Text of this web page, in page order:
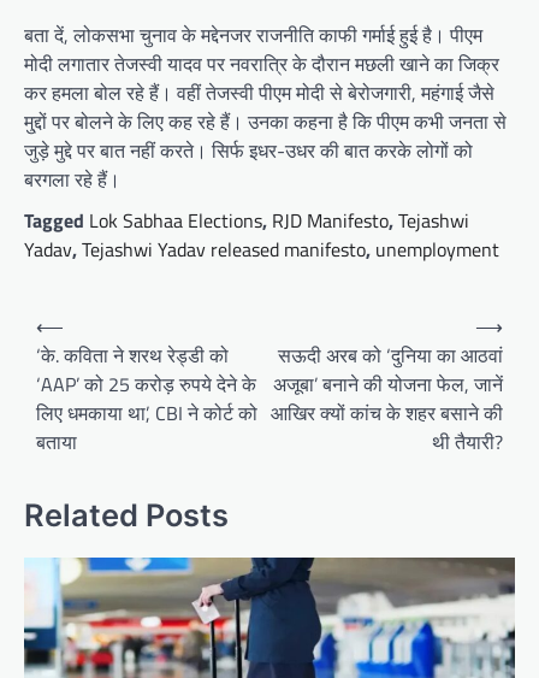
बता दें, लोकसभा चुनाव के मद्देनजर राजनीति काफी गर्माई हुई है। पीएम
मोदी लगातार तेजस्वी यादव पर नवरात्रि के दौरान मछली खाने का जिक्र
कर हमला बोल रहे हैं। वहीं तेजस्वी पीएम मोदी से बेरोजगारी, महंगाई जैसे
मु्द्दों पर बोलने के लिए कह रहे हैं। उनका कहना है कि पीएम कभी जनता से
जुड़े मुद्दे पर बात नहीं करते। सिर्फ इधर-उधर की बात करके लोगों को
बरगला रहे हैं।
Tagged Lok Sabhaa Elections, RJD Manifesto,Tejashwi
Yadav,Tejashwi Yadav released manifesto, unemployment
Post
navigation
⟵
‘के. कविता ने शरथ रेड्डी को
‘AAP’ को 25 करोड़ रुपये देने के
लिए धमकाया था’, CBI ने कोर्ट को
बताया
सऊदी अरब को ‘दुनिया का आठवां
अजूबा’ बनाने की योजना फेल, जानें
आखिर क्यों कांच के शहर बसाने की
थी तैयारी?
⟶
Related Posts